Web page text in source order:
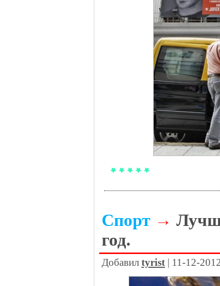
Спорт →
год.
Добавил tyrist | 11-12-